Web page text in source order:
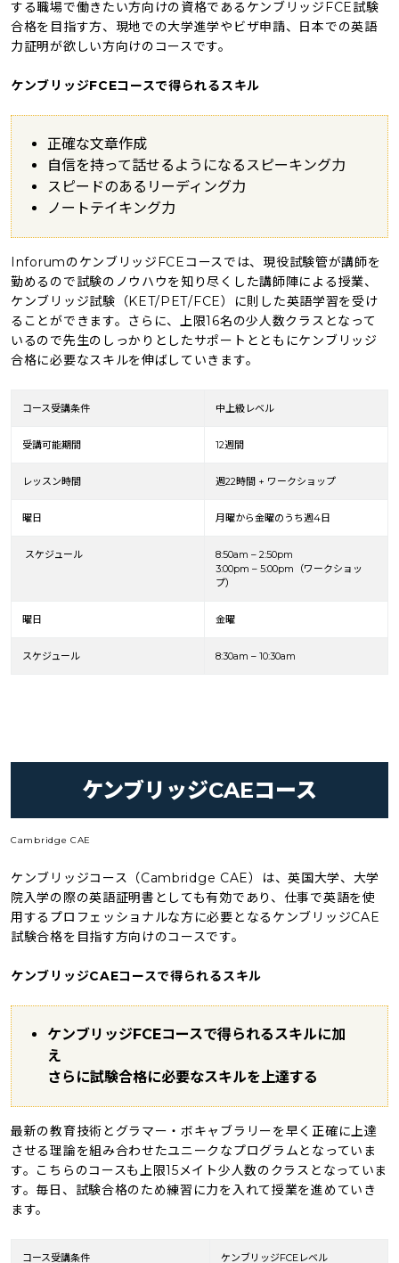
する職場で働きたい方向けの資格であるケンブリッジFCE試験
合格を目指す方、現地での大学進学やビザ申請、日本での英語
力証明が欲しい方向けのコースです。
ケンブリッジFCEコースで得られるスキル
正確な文章作成
自信を持って話せるようになるスピーキング力
スピードのあるリーディング力
ノートテイキング力
InforumのケンブリッジFCEコースでは、現役試験管が講師を
勤めるので試験のノウハウを知り尽くした講師陣による授業、
ケンブリッジ試験（KET/PET/FCE）に則した英語学習を受け
ることができます。さらに、上限16名の少人数クラスとなって
いるので先生のしっかりとしたサポートとともにケンブリッジ
合格に必要なスキルを伸ばしていきます。
コース受講条件 中上級レベル
受講可能期間 12週間
レッスン時間 週22時間 + ワークショップ
曜日 月曜から金曜のうち週4日
スケジュール
8:50am – 2:50pm
3:00pm – 5:00pm（ワークショッ
プ）
曜日 金曜
スケジュール 8:30am – 10:30am
ケンブリッジCAEコース
Cambridge CAE
ケンブリッジコース（Cambridge CAE）は、英国大学、大学
院入学の際の英語証明書としても有効であり、仕事で英語を使
用するプロフェッショナルな方に必要となるケンブリッジCAE
試験合格を目指す方向けのコースです。
ケンブリッジCAEコースで得られるスキル
ケンブリッジFCEコースで得られるスキルに加
え
さらに試験合格に必要なスキルを上達する
最新の教育技術とグラマー・ボキャブラリーを早く正確に上達
させる理論を組み合わせたユニークなプログラムとなっていま
す。こちらのコースも上限15メイト少人数のクラスとなっていま
す。毎日、試験合格のため練習に力を入れて授業を進めていき
ます。
コース受講条件 ケンブリッジFCEレベル